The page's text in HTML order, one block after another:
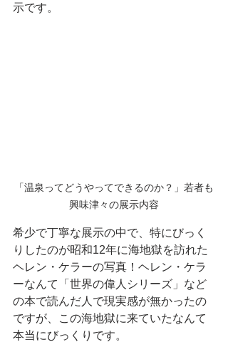
示です。
「温泉ってどうやってできるのか？」若者も
興味津々の展示内容
希少で丁寧な展示の中で、特にびっく
りしたのが昭和12年に海地獄を訪れた
ヘレン・ケラーの写真！ヘレン・ケラ
ーなんて「世界の偉人シリーズ」など
の本で読んだ人で現実感が無かったの
ですが、この海地獄に来ていたなんて
本当にびっくりです。